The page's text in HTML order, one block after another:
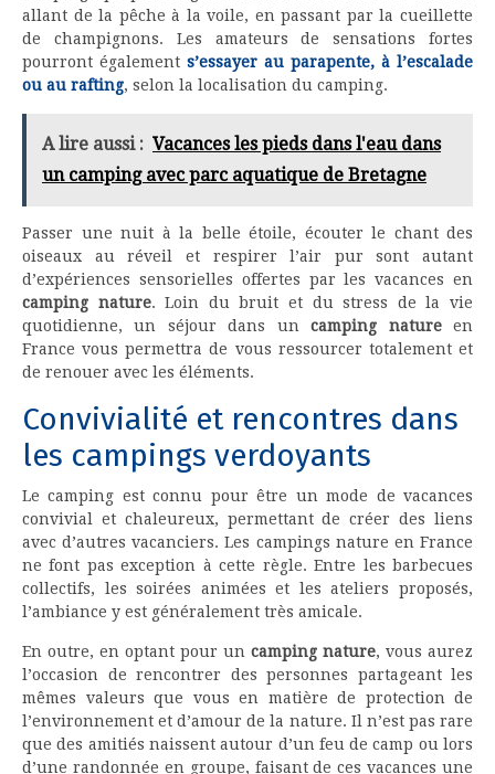
allant de la pêche à la voile, en passant par la cueillette
de champignons. Les amateurs de sensations fortes
pourront également s’essayer au parapente, à l’escalade
ou au rafting, selon la localisation du camping.
A lire aussi : Vacances les pieds dans l'eau dans
un camping avec parc aquatique de Bretagne
Passer une nuit à la belle étoile, écouter le chant des
oiseaux au réveil et respirer l’air pur sont autant
d’expériences sensorielles offertes par les vacances en
camping nature. Loin du bruit et du stress de la vie
quotidienne, un séjour dans uncamping natureen
France vous permettra de vous ressourcer totalement et
de renouer avec les éléments.
Convivialité et rencontres dans
les campings verdoyants
Le camping est connu pour être un mode de vacances
convivial et chaleureux, permettant de créer des liens
avec d’autres vacanciers. Les campings nature en France
ne font pas exception à cette règle. Entre les barbecues
collectifs, les soirées animées et les ateliers proposés,
l’ambiance y est généralement très amicale.
En outre, en optant pour un camping nature, vous aurez
l’occasion de rencontrer des personnes partageant les
mêmes valeurs que vous en matière de protection de
l’environnement et d’amour de la nature. Il n’est pas rare
que des amitiés naissent autour d’un feu de camp ou lors
d’une randonnée en groupe, faisant de ces vacances une